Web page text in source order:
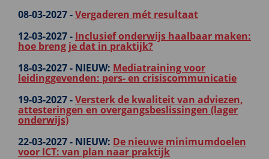
08-03-2027 -Vergaderen mét resultaat
12-03-2027 - Inclusief onderwijs haalbaar maken:
hoe breng je dat in praktijk?
18-03-2027 - NIEUW: Mediatraining voor
leidinggevenden: pers- en crisiscommunicatie
19-03-2027 -Versterk de kwaliteit van adviezen,
attesteringen en overgangsbeslissingen (lager
onderwijs)
22-03-2027 - NIEUW: De nieuwe minimumdoelen
voor ICT: van plan naar praktijk